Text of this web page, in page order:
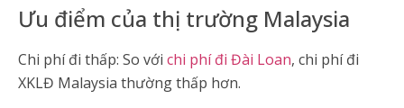
Ưu điểm của thị trường Malaysia
Chi phí đi thấp: So với chi phí đi Đài Loan, chi phí đi
XKLĐ Malaysia thường thấp hơn.